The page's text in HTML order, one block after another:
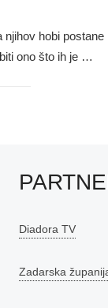
njihov hobi postane
ono što ih je …
Diadora TV
Zadarska